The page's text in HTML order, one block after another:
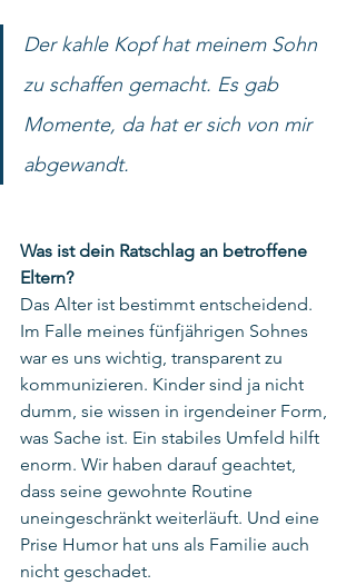
Der kahle Kopf hat meinem Sohn
zu schaffen gemacht. Es gab
Momente, da hat er sich von mir
abgewandt.
Was ist dein Ratschlag an betroffene
Eltern?
Das Alter ist bestimmt entscheidend.
Im Falle meines fünfjährigen Sohnes
war es uns wichtig, transparent zu
kommunizieren. Kinder sind ja nicht
dumm, sie wissen in irgendeiner Form,
was Sache ist. Ein stabiles Umfeld hilft
enorm. Wir haben darauf geachtet,
dass seine gewohnte Routine
uneingeschränkt weiterläuft. Und eine
Prise Humor hat uns als Familie auch
nicht geschadet.